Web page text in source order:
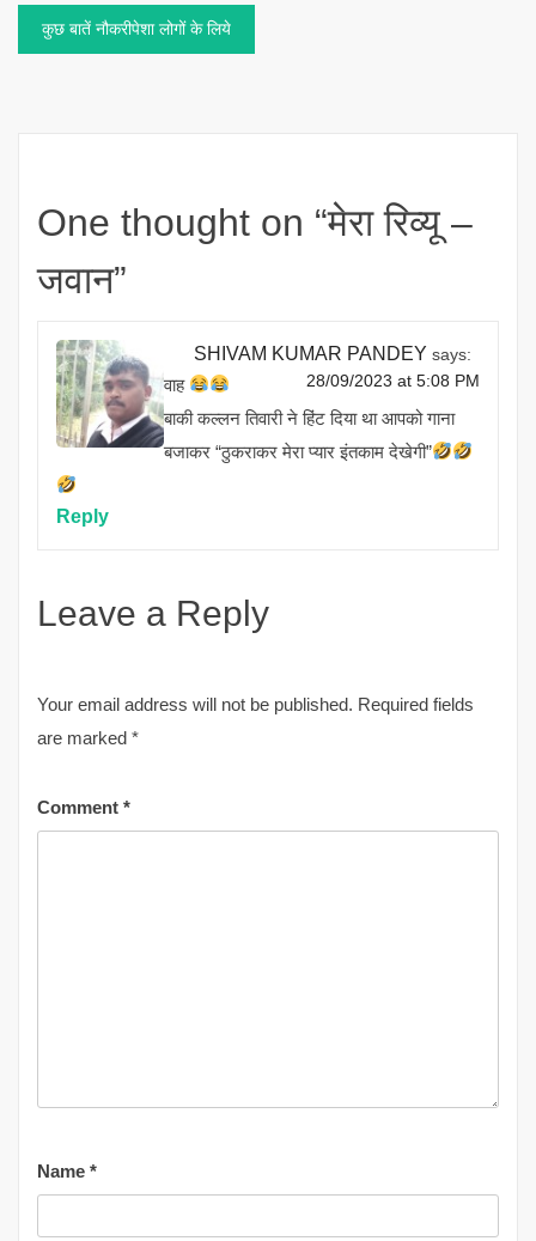
navigation
कुछ बातें नौकरीपेशा लोगों के लिये
One thought on “मेरा रिव्यू –
जवान”
SHIVAM KUMAR PANDEY says:
28/09/2023 at 5:08 PM
वाह
बाकी कल्लन तिवारी ने हिंट दिया था आपको गाना
बजाकर “ठुकराकर मेरा प्यार इंतकाम देखेगी”
Reply
Leave a Reply
Your email address will not be published. Required fields
are marked *
Comment *
Name *